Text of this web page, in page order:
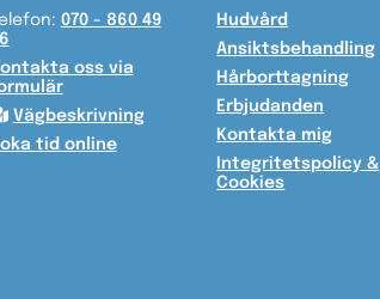
070 - 860 49
oss via
Vägbeskrivning
tid online
Hudvård
Ansiktsbehandling
Hårborttagning
Erbjudanden
Kontakta mig
Integritetspolicy &
Cookies